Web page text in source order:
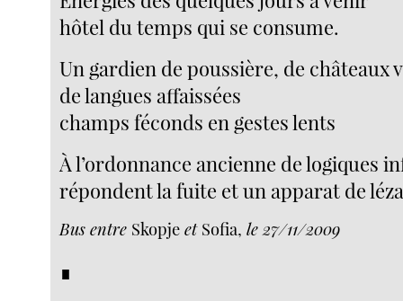
hôtel du temps qui se consume.
Un gardien de poussière, de châteaux
de langues affaissées
champs féconds en gestes lents
À l’ordonnance ancienne de logiques
répondent la fuite et un apparat de
Bus entre SkopjeetSofia,le 27/11/2009
∎